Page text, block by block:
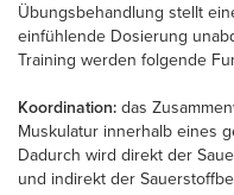
Übungsbehandlung stellt
einfühlende Dosierung
Training werden folgende
Koordination: das
Muskulatur innerhalb eines
Dadurch wird direkt der
und indirekt der